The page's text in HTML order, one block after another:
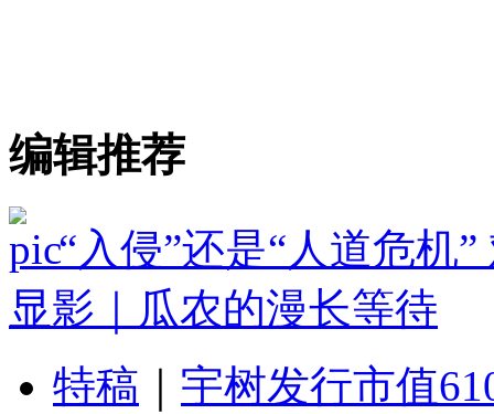
编辑推荐
“入侵”还是“人道危机
显影｜瓜农的漫长等待
特稿
宇树发行市值